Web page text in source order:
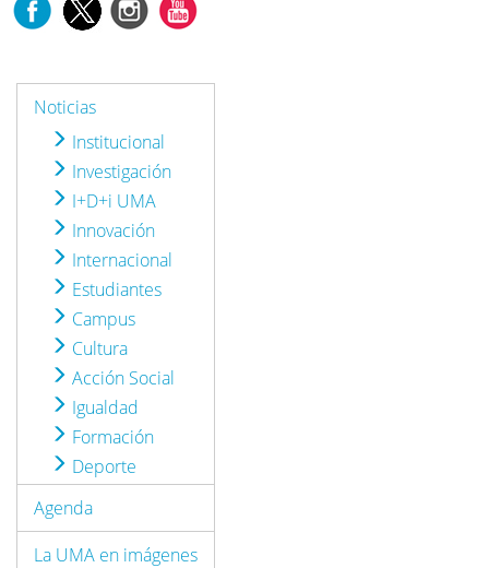
Noticias
Institucional
Investigación
I+D+i UMA
Innovación
Internacional
Estudiantes
Campus
Cultura
Acción Social
Igualdad
Formación
Deporte
Agenda
La UMA en imágenes